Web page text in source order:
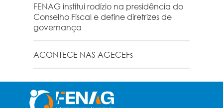
FENAG institui rodízio na presidência do
Conselho Fiscal e define diretrizes de
governança
ACONTECE NAS AGECEFs